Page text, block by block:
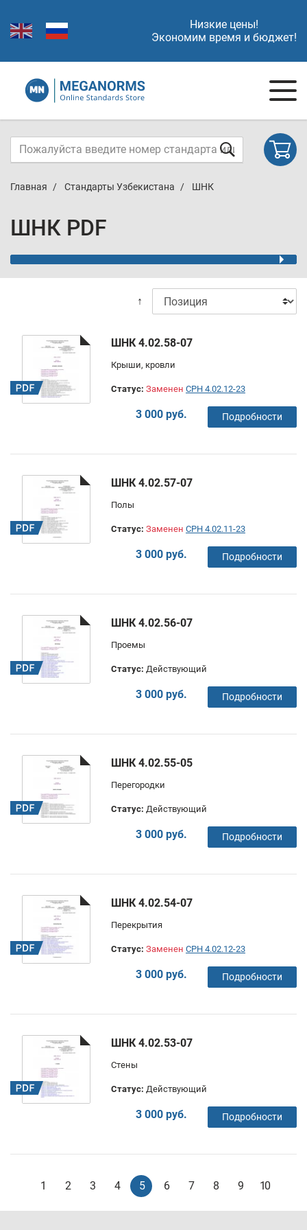
Низкие цены!
Экономим время и бюджет!
Главная Стандарты Узбекистана ШНК
ШНК PDF
↑
ШНК 4.02.58-07
Крыши, кровли
Статус: Заменен СРН 4.02.12-23
3 000 руб. Подробности
ШНК 4.02.57-07
Полы
Статус: Заменен СРН 4.02.11-23
3 000 руб. Подробности
ШНК 4.02.56-07
Проемы
Статус: Действующий
3 000 руб. Подробности
ШНК 4.02.55-05
Перегородки
Статус: Действующий
3 000 руб. Подробности
ШНК 4.02.54-07
Перекрытия
Статус: Заменен СРН 4.02.12-23
3 000 руб. Подробности
ШНК 4.02.53-07
Стены
Статус: Действующий
3 000 руб. Подробности
1 2 3 4 5 6 7 8 9 10